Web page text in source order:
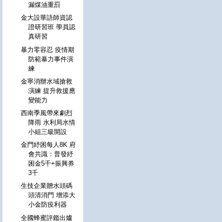
漏煤油重罰
金大設華語師資認
證研習班 學員認
真研習
暴力零容忍 疫情期
防範暴力事件演
練
金寧消辦水域搶救
演練 提升救援應
變能力
西南季風帶來劇烈
降雨 水利局水情
小組三級開設
金門紓困每人8K 府
會共識：普發紓
困金5千+振興券
3千
生技企業贈水頭碼
頭清消門 增添大
小金防疫利器
全國蜂蜜評鑑出爐